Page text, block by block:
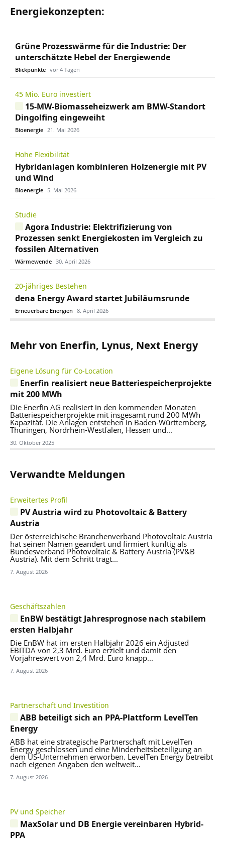
Energiekonzepten:
Grüne Prozesswärme für die Industrie: Der
unterschätzte Hebel der Energiewende
Blickpunkte vor 4 Tagen
45 Mio. Euro investiert
15-MW-Biomasseheizwerk am BMW-Standort
Dingolfing eingeweiht
Bioenergie 21. Mai 2026
Hohe Flexibilität
Hybridanlagen kombinieren Holzenergie mit PV
und Wind
Bioenergie 5. Mai 2026
Studie
Agora Industrie: Elektrifizierung von
Prozessen senkt Energiekosten im Vergleich zu
fossilen Alternativen
Wärmewende 30. April 2026
20-jähriges Bestehen
dena Energy Award startet Jubiläumsrunde
Erneuerbare Energien 8. April 2026
Mehr von Enerfin, Lynus, Next Energy
Eigene Lösung für Co-Location
Enerfin realisiert neue Batteriespeicherprojekte
mit 200 MWh
Die Enerfin AG realisiert in den kommenden Monaten
Batteriespeicherprojekte mit insgesamt rund 200 MWh
Kapazität. Die Anlagen entstehen in Baden-Württemberg,
Thüringen, Nordrhein-Westfalen, Hessen und...
30. Oktober 2025
Verwandte Meldungen
Erweitertes Profil
PV Austria wird zu Photovoltaic & Battery
Austria
Der österreichische Branchenverband Photovoltaic Austria
hat seinen Namen geändert und firmiert künftig als
Bundesverband Photovoltaic & Battery Austria (PV&B
Austria). Mit dem Schritt trägt...
7. August 2026
Geschäftszahlen
EnBW bestätigt Jahresprognose nach stabilem
ersten Halbjahr
Die EnBW hat im ersten Halbjahr 2026 ein Adjusted
EBITDA von 2,3 Mrd. Euro erzielt und damit den
Vorjahreswert von 2,4 Mrd. Euro knapp...
7. August 2026
Partnerschaft und Investition
ABB beteiligt sich an PPA-Plattform LevelTen
Energy
ABB hat eine strategische Partnerschaft mit LevelTen
Energy geschlossen und eine Minderheitsbeteiligung an
dem US-Unternehmen erworben. LevelTen Energy betreibt
nach eigenen Angaben den weltweit...
7. August 2026
PV und Speicher
MaxSolar und DB Energie vereinbaren Hybrid-
PPA